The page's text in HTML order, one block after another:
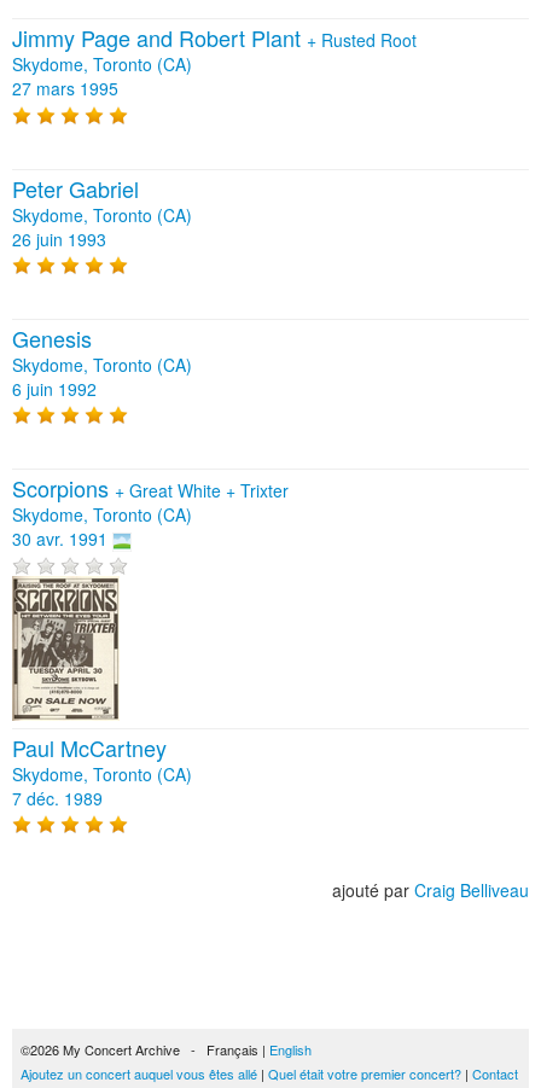
Jimmy Page and Robert Plant + Rusted Root
Skydome, Toronto (CA)
27 mars 1995
Peter Gabriel
Skydome, Toronto (CA)
26 juin 1993
Genesis
Skydome, Toronto (CA)
6 juin 1992
Scorpions + Great White + Trixter
Skydome, Toronto (CA)
30 avr. 1991
Paul McCartney
Skydome, Toronto (CA)
7 déc. 1989
ajouté par Craig Belliveau
©2026 My Concert Archive - Français | English
Ajoutez un concert auquel vous êtes allé | Quel était votre premier concert? | Contact